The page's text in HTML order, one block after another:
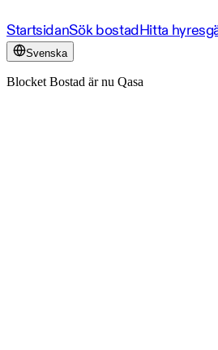
StartsidanSök bostadHitta
Svenska
Blocket Bostad är nu Qasa